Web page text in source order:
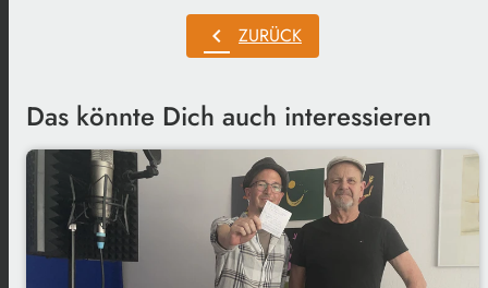
chevron_left ZURÜCK
Das könnte Dich auch interessieren